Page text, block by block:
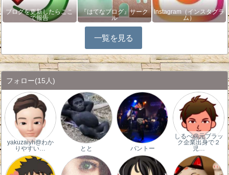
ブログを更新したらここ
で報告
『はてなブログ』サーク
ル
Instagram（インスタグラ
ム）
一覧を見る
フォロー(15人)
yakuzaiyh@わか
りやすい…
とと バントー
しるべ@元ブラッ
ク企業出身で２
児…